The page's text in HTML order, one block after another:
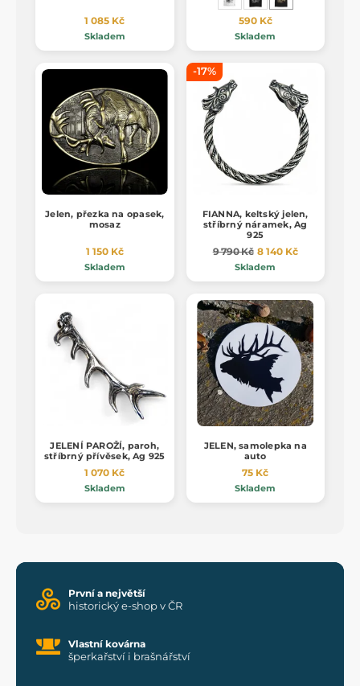
1 085 Kč
Skladem
590 Kč
Skladem
Jelen, přezka na opasek,
mosaz
1 150 Kč
Skladem
-17%
FIANNA, keltský jelen,
stříbrný náramek, Ag
925
9 790 Kč 8 140 Kč
Skladem
JELENÍ PAROŽÍ, paroh,
stříbrný přívěsek, Ag 925
1 070 Kč
Skladem
JELEN, samolepka na
auto
75 Kč
Skladem
První a největší
historický e-shop v ČR
Vlastní kovárna
šperkařství i brašnářství